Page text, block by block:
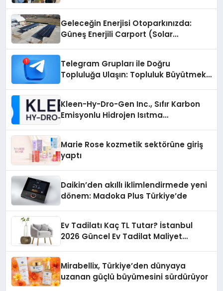
Geleceğin Enerjisi Otoparkınızda:
Güneş Enerjili Carport (Solar
Telegram Grupları ile Doğru
Topluluğa Ulaşın: Topluluk Büyütmek
Kleen-Hy-Dro-Gen Inc., Sıfır Karbon
Emisyonlu Hidrojen Isıtma
Marie Rose kozmetik sektörüne giriş
yaptı
Daikin’den akıllı iklimlendirmede yeni
dönem: Madoka Plus Türkiye’de
Ev Tadilatı Kaç TL Tutar? İstanbul
2026 Güncel Ev Tadilat Maliyet
Mirabellix, Türkiye’den dünyaya
uzanan güçlü büyümesini sürdürüyor